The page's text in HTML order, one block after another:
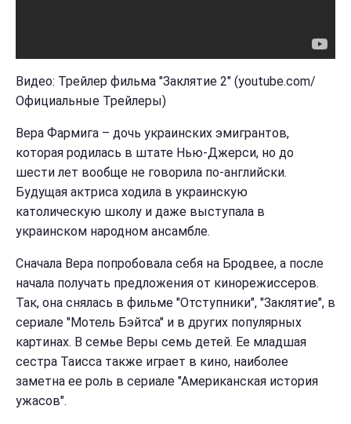
Видео: Трейлер фильма "Заклятие 2" (youtube.com/
Официальные Трейлеры)
Вера Фармига – дочь украинских эмигрантов,
которая родилась в штате Нью-Джерси, но до
шести лет вообще не говорила по-английски.
Будущая актриса ходила в украинскую
католическую школу и даже выступала в
украинском народном ансамбле.
Сначала Вера попробовала себя на Бродвее, а после
начала получать предложения от кинорежиссеров.
Так, она снялась в фильме "Отступники", "Заклятие", в
сериале "Мотель Бэйтса" и в других популярных
картинах. В семье Веры семь детей. Ее младшая
сестра Таисса также играет в кино, наиболее
заметна ее роль в сериале "Американская история
ужасов".